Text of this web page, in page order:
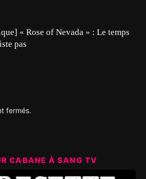
« Rose of Nevada » : Le temps
pas
fermés.
CABANE À SANG TV